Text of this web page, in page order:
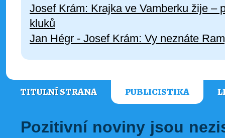
Josef Krám: Krajka ve Vamberku žije –
kluků
Jan Hégr - Josef Krám: Vy neznáte
TITULNÍ STRANA PUBLICISTIKA
Pozitivní noviny jsou